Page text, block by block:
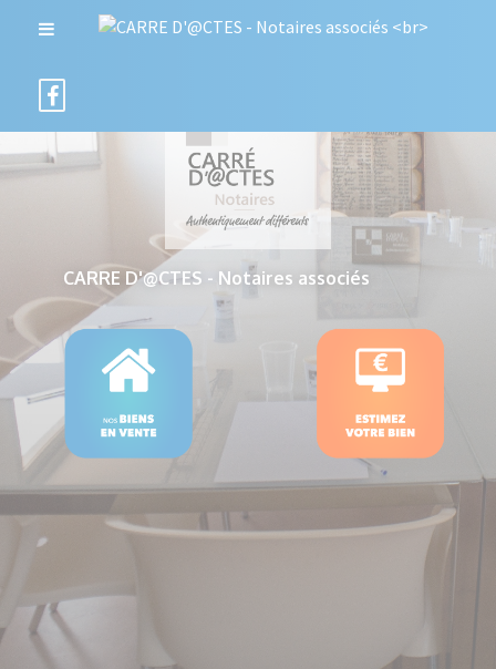
CARRE D'@CTES - Notaires associés